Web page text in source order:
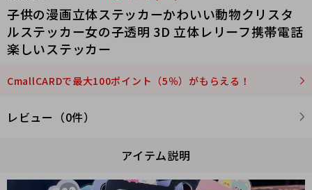
子供の漫画立体ステッカーかわいい動物クリスタ
ルステッカー女の子透明 3D 立体レリーフ携帯電話
楽しいステッカー
CmallCARDで最大100ポイント（5％）がもらえる！
レビュー（0件）
アイテム説明